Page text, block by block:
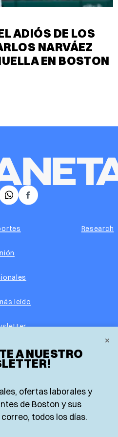
ADIÓS DE LOS
NARVÁEZ
EN BOSTON
×
A NUESTRO
ofertas laborales y
de Boston y sus
todos los días.
𝕏 Facebook
leído
impresa
with us
Research